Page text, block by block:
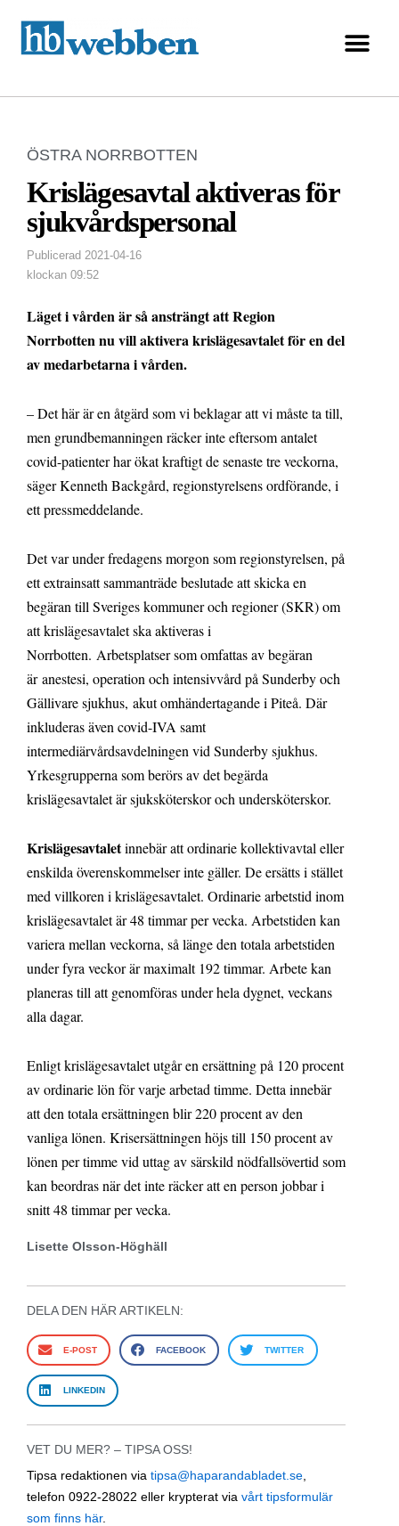
ÖSTRA NORRBOTTEN
Krislägesavtal aktiveras för
sjukvårdspersonal
Publicerad 2021-04-16
klockan 09:52
Läget i vården är så ansträngt att Region
Norrbotten nu vill aktivera krislägesavtalet för en del
av medarbetarna i vården.
– Det här är en åtgärd som vi beklagar att vi måste ta till,
men grundbemanningen räcker inte eftersom antalet
covid-patienter har ökat kraftigt de senaste tre veckorna,
säger Kenneth Backgård, regionstyrelsens ordförande, i
ett pressmeddelande.
Det var under fredagens morgon som regionstyrelsen, på
ett extrainsatt sammanträde beslutade att skicka en
begäran till Sveriges kommuner och regioner (SKR) om
att krislägesavtalet ska aktiveras i
Norrbotten. Arbetsplatser som omfattas av begäran
är anestesi, operation och intensivvård på Sunderby och
Gällivare sjukhus, akut omhändertagande i Piteå. Där
inkluderas även covid-IVA samt
intermediärvårdsavdelningen vid Sunderby sjukhus.
Yrkesgrupperna som berörs av det begärda
krislägesavtalet är sjuksköterskor och undersköterskor.
Krislägesavtaletinnebär att ordinarie kollektivavtal eller
enskilda överenskommelser inte gäller. De ersätts i stället
med villkoren i krislägesavtalet. Ordinarie arbetstid inom
krislägesavtalet är 48 timmar per vecka. Arbetstiden kan
variera mellan veckorna, så länge den totala arbetstiden
under fyra veckor är maximalt 192 timmar. Arbete kan
planeras till att genomföras under hela dygnet, veckans
alla dagar.
Enligt krislägesavtalet utgår en ersättning på 120 procent
av ordinarie lön för varje arbetad timme. Detta innebär
att den totala ersättningen blir 220 procent av den
vanliga lönen. Krisersättningen höjs till 150 procent av
lönen per timme vid uttag av särskild nödfallsövertid som
kan beordras när det inte räcker att en person jobbar i
snitt 48 timmar per vecka.
Lisette Olsson-Höghäll
DELA DEN HÄR ARTIKELN:
E-POST FACEBOOK TWITTER
LINKEDIN
VET DU MER? – TIPSA OSS!
Tipsa redaktionen via tipsa@haparandabladet.se
telefon 0922-28022 eller krypterat via vårt tipsformulär
som finns här.